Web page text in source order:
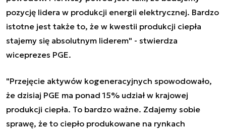
pozycję lidera w produkcji energii elektrycznej. Bardzo
istotne jest także to, że w kwestii produkcji ciepła
stajemy się absolutnym liderem" - stwierdza
wiceprezes PGE.
"Przejęcie aktywów kogeneracyjnych spowodowało,
że dzisiaj PGE ma ponad 15% udział w krajowej
produkcji ciepła. To bardzo ważne. Zdajemy sobie
sprawę, że to ciepło produkowane na rynkach